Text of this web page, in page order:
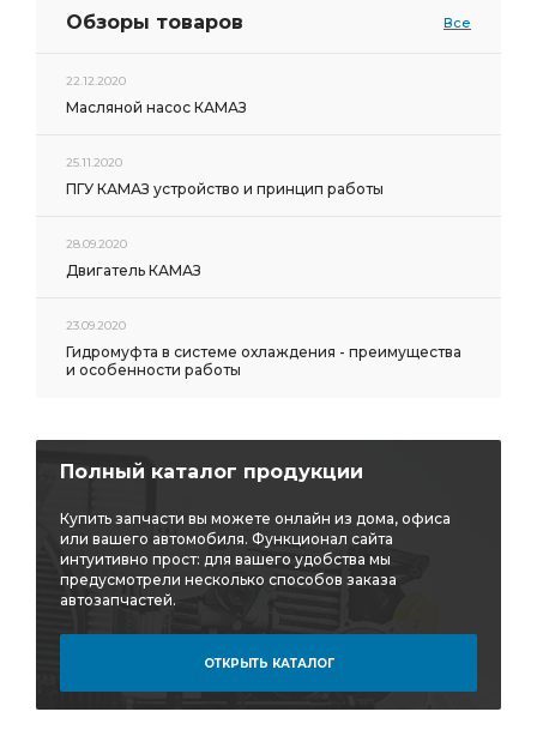
Обзоры товаров Все
22.12.2020
Масляной насос КАМАЗ
25.11.2020
ПГУ КАМАЗ устройство и принцип работы
28.09.2020
Двигатель КАМАЗ
23.09.2020
Гидромуфта в системе охлаждения - преимущества
и особенности работы
Полный каталог продукции
Купить запчасти вы можете онлайн из дома, офиса
или вашего автомобиля. Функционал сайта
интуитивно прост: для вашего удобства мы
предусмотрели несколько способов заказа
автозапчастей.
ОТКРЫТЬ КАТАЛОГ